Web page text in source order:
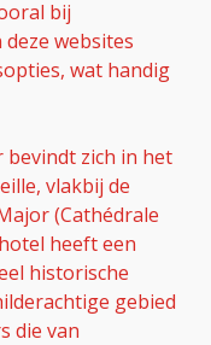
bij
websites
wat handig
bevindt zich in het
vlakbij de
(Cathédrale
heeft een
historische
gebied
die van